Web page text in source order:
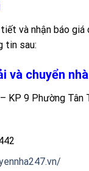
và nhận báo giá
tin sau:
và chuyển
KP 9 Phường Tân